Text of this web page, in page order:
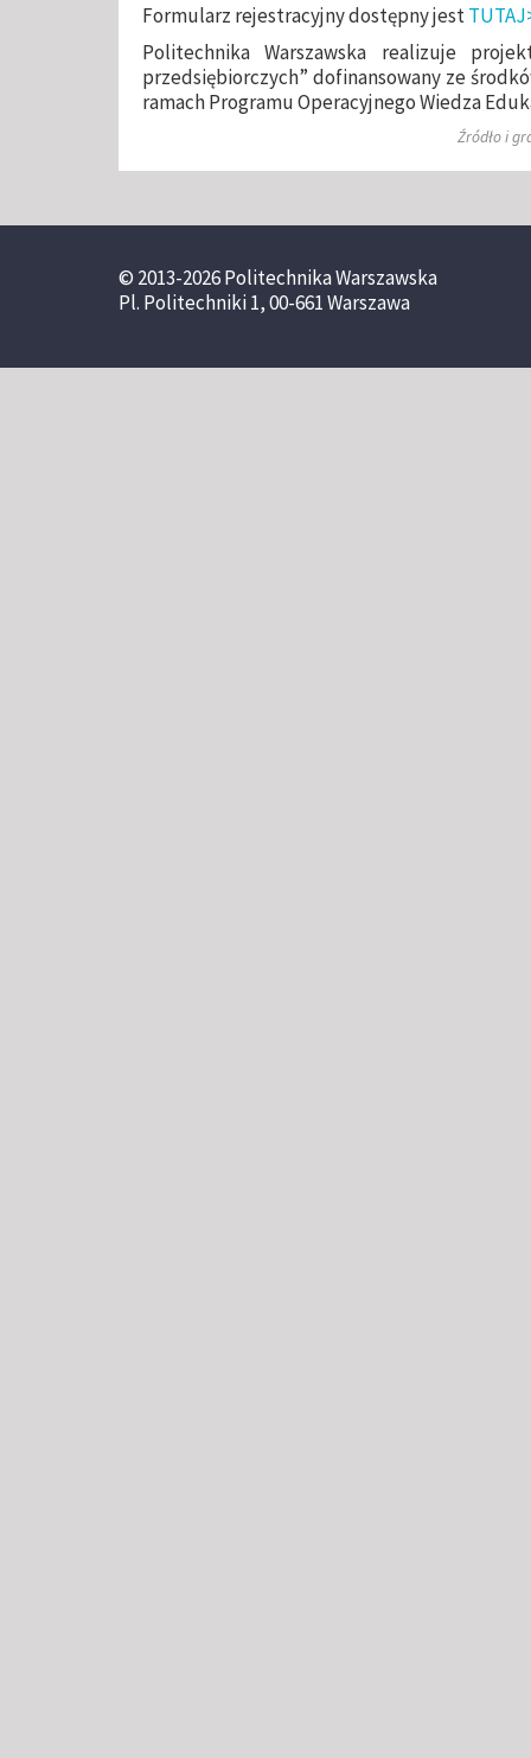
Formularz rejestracyjny dostępny jest
Politechnika Warszawska realizuje
przedsiębiorczych” dofinansowany ze
ramach Programu Operacyjnego Wiedza
Źródło i
© 2013-2026 Politechnika Warszawska
Pl. Politechniki 1, 00-661 Warszawa